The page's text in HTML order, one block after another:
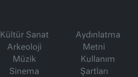
Kültür Sanat
Arkeoloji
Müzik
Sinema
Aydınlatma
Metni
Kullanım
Şartları